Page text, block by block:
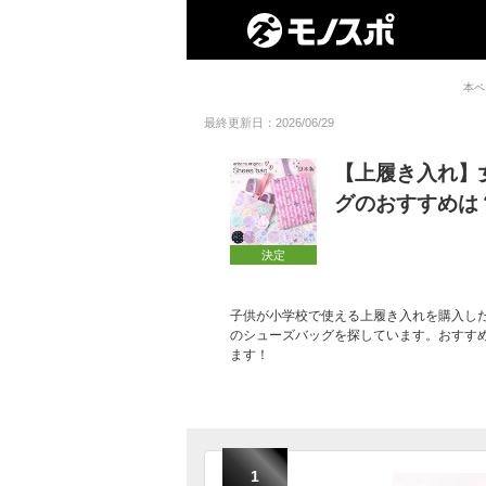
本
最終更新日：2026/06/29
決定
【上履き入れ
グのおすすめは
子供が小学校で使える上履き入れを購入し
のシューズバッグを探しています。おすす
ます！
1